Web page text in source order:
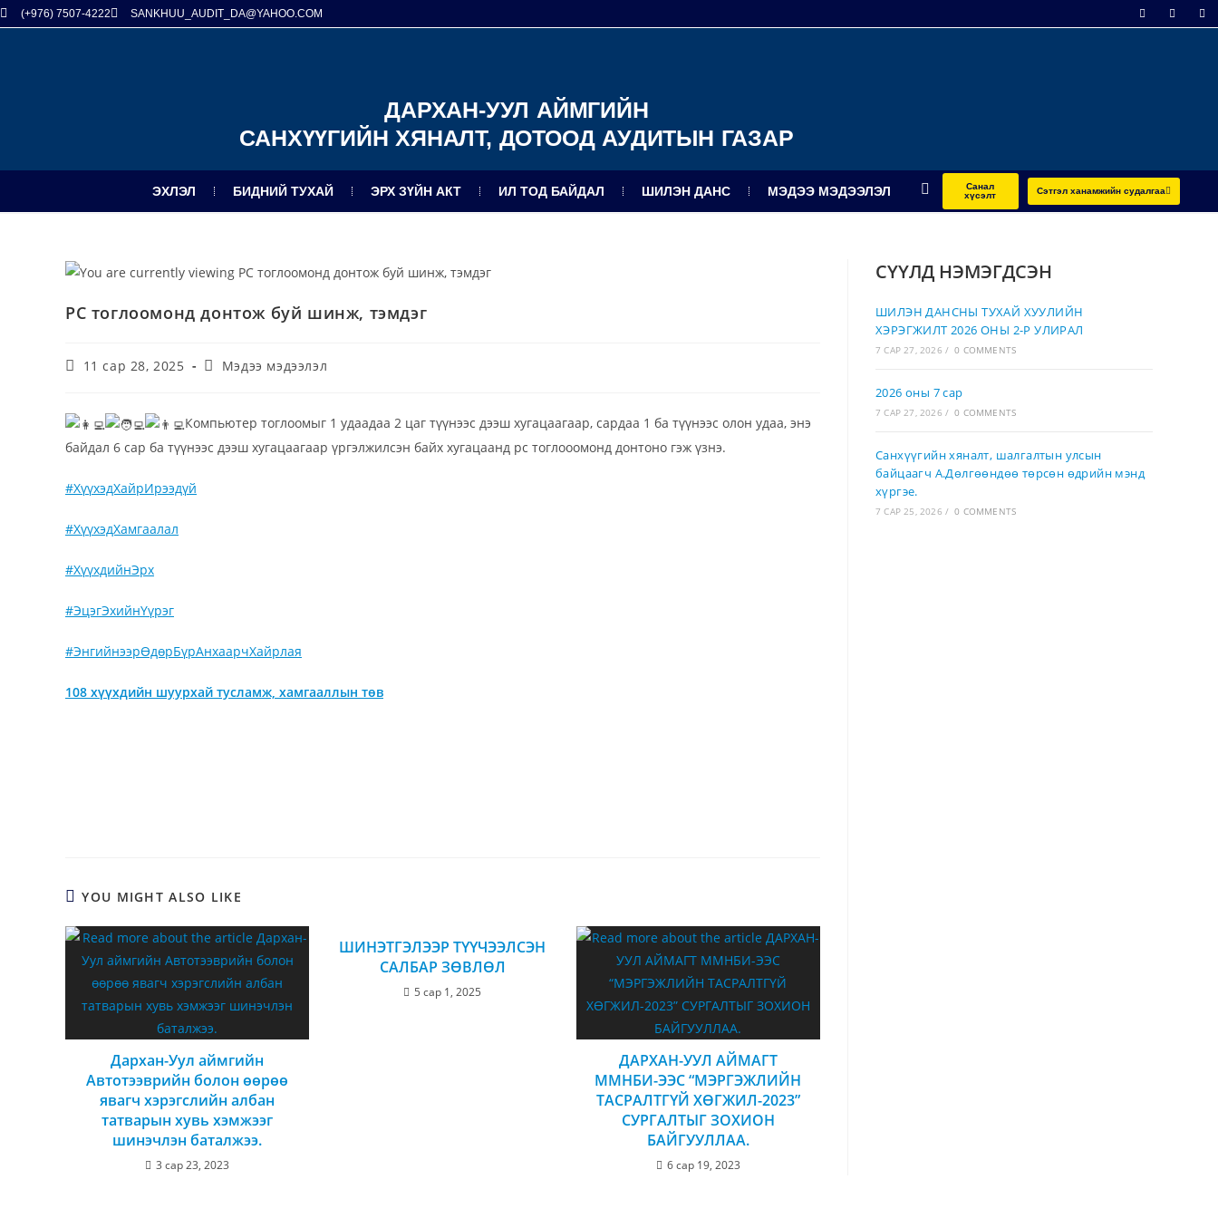
(+976) 7507-4222 SANKHUU_AUDIT_DA@YAHOO.COM
ДАРХАН-УУЛ АЙМГИЙН
САНХҮҮГИЙН ХЯНАЛТ, ДОТООД АУДИТЫН ГАЗАР
ЭХЛЭЛ БИДНИЙ ТУХАЙ ЭРХ ЗҮЙН АКТ ИЛ ТОД БАЙДАЛ ШИЛЭН ДАНС МЭДЭЭ МЭДЭЭЛЭЛ
Санал
хүсэлт
Сэтгэл ханамжийн судалгаа
PC тоглоомонд донтож буй шинж, тэмдэг
11 сар 28, 2025 Мэдээ мэдээлэл
Компьютер тоглоомыг 1 удаадаа 2 цаг түүнээс дээш хугацаагаар, сардаа 1 ба түүнээс олон удаа, энэ
байдал 6 сар ба түүнээс дээш хугацаагаар үргэлжилсэн байх хугацаанд pc тоглооомонд донтоно гэж үзнэ.
#ХүүхэдХайрИрээдүй
#ХүүхэдХамгаалал
#ХүүхдийнЭрх
#ЭцэгЭхийнҮүрэг
#ЭнгийнээрӨдөрБүрАнхаарчХайрлая
108 хүүхдийн шуурхай тусламж, хамгааллын төв
YOU MIGHT ALSO LIKE
Дархан-Уул аймгийн
Автотээврийн болон өөрөө
явагч хэрэгслийн албан
татварын хувь хэмжээг
шинэчлэн баталжээ.
3 сар 23, 2023
ШИНЭТГЭЛЭЭР ТҮҮЧЭЭЛСЭН
САЛБАР ЗӨВЛӨЛ
5 сар 1, 2025
ДАРХАН-УУЛ АЙМАГТ
ММНБИ-ЭЭС “МЭРГЭЖЛИЙН
ТАСРАЛТГҮЙ ХӨГЖИЛ-2023”
СУРГАЛТЫГ ЗОХИОН
БАЙГУУЛЛАА.
6 сар 19, 2023
СҮҮЛД НЭМЭГДСЭН
ШИЛЭН ДАНСНЫ ТУХАЙ ХУУЛИЙН
ХЭРЭГЖИЛТ 2026 ОНЫ 2-Р УЛИРАЛ
7 САР 27, 2026 / 0 COMMENTS
2026 оны 7 сар
7 САР 27, 2026 / 0 COMMENTS
Санхүүгийн хяналт, шалгалтын улсын
байцаагч А.Дөлгөөндөө төрсөн өдрийн мэнд
хүргэе.
7 САР 25, 2026 / 0 COMMENTS